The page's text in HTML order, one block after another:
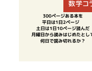
数学コ